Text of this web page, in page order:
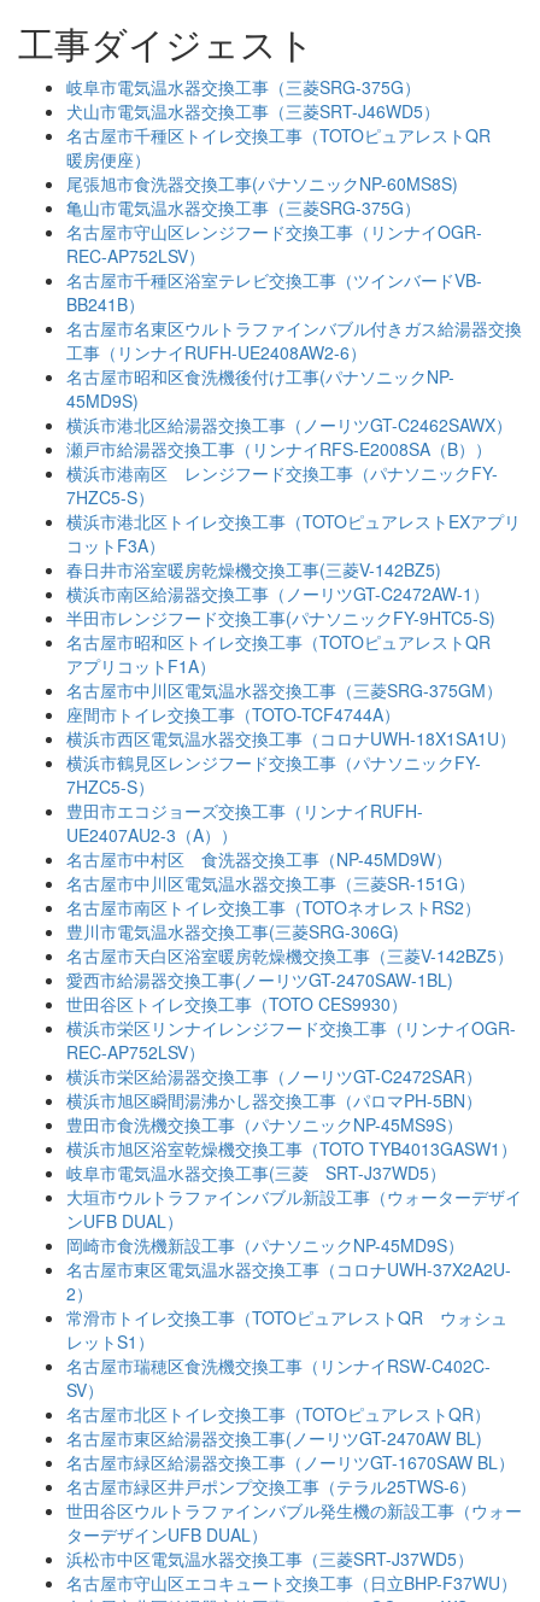
工事ダイジェスト
岐阜市電気温水器交換工事（三菱SRG-375G）
犬山市電気温水器交換工事（三菱SRT-J46WD5）
名古屋市千種区トイレ交換工事（TOTOピュアレストQR
暖房便座）
尾張旭市食洗器交換工事(パナソニックNP-60MS8S)
亀山市電気温水器交換工事（三菱SRG-375G）
名古屋市守山区レンジフード交換工事（リンナイOGR-
REC-AP752LSV）
名古屋市千種区浴室テレビ交換工事（ツインバードVB-
BB241B）
名古屋市名東区ウルトラファインバブル付きガス給湯器交換
工事（リンナイRUFH-UE2408AW2-6）
名古屋市昭和区食洗機後付け工事(パナソニックNP-
45MD9S)
横浜市港北区給湯器交換工事（ノーリツGT-C2462SAWX）
瀬戸市給湯器交換工事（リンナイRFS-E2008SA（B））
横浜市港南区 レンジフード交換工事（パナソニックFY-
7HZC5-S）
横浜市港北区トイレ交換工事（TOTOピュアレストEXアプリ
コットF3A）
春日井市浴室暖房乾燥機交換工事(三菱V-142BZ5)
横浜市南区給湯器交換工事（ノーリツGT-C2472AW-1）
半田市レンジフード交換工事(パナソニックFY-9HTC5-S)
名古屋市昭和区トイレ交換工事（TOTOピュアレストQR
アプリコットF1A）
名古屋市中川区電気温水器交換工事（三菱SRG-375GM）
座間市トイレ交換工事（TOTO-TCF4744A）
横浜市西区電気温水器交換工事（コロナUWH-18X1SA1U）
横浜市鶴見区レンジフード交換工事（パナソニックFY-
7HZC5-S）
豊田市エコジョーズ交換工事（リンナイRUFH-
UE2407AU2-3（A））
名古屋市中村区 食洗器交換工事（NP-45MD9W）
名古屋市中川区電気温水器交換工事（三菱SR-151G）
名古屋市南区トイレ交換工事（TOTOネオレストRS2）
豊川市電気温水器交換工事(三菱SRG-306G)
名古屋市天白区浴室暖房乾燥機交換工事（三菱V-142BZ5）
愛西市給湯器交換工事(ノーリツGT-2470SAW-1BL)
世田谷区トイレ交換工事（TOTO CES9930）
横浜市栄区リンナイレンジフード交換工事（リンナイOGR-
REC-AP752LSV）
横浜市栄区給湯器交換工事（ノーリツGT-C2472SAR）
横浜市旭区瞬間湯沸かし器交換工事（パロマPH-5BN）
豊田市食洗機交換工事（パナソニックNP-45MS9S）
横浜市旭区浴室乾燥機交換工事（TOTO TYB4013GASW1）
岐阜市電気温水器交換工事(三菱 SRT-J37WD5）
大垣市ウルトラファインバブル新設工事（ウォーターデザイ
ンUFB DUAL）
岡崎市食洗機新設工事（パナソニックNP-45MD9S）
名古屋市東区電気温水器交換工事（コロナUWH-37X2A2U-
2）
常滑市トイレ交換工事（TOTOピュアレストQR ウォシュ
レットS1）
名古屋市瑞穂区食洗機交換工事（リンナイRSW-C402C-
SV）
名古屋市北区トイレ交換工事（TOTOピュアレストQR）
名古屋市東区給湯器交換工事(ノーリツGT-2470AW BL)
名古屋市緑区給湯器交換工事（ノーリツGT-1670SAW BL）
名古屋市緑区井戸ポンプ交換工事（テラル25TWS-6）
世田谷区ウルトラファインバブル発生機の新設工事（ウォー
ターデザインUFB DUAL）
浜松市中区電気温水器交換工事（三菱SRT-J37WD5）
名古屋市守山区エコキュート交換工事（日立BHP-F37WU）